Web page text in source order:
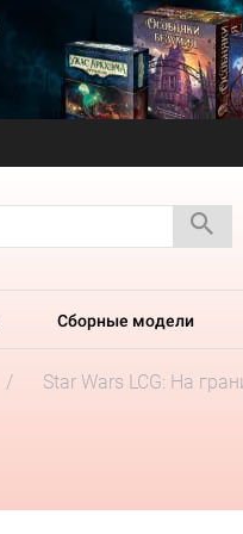
Сборные модели
Star Wars LCG: На